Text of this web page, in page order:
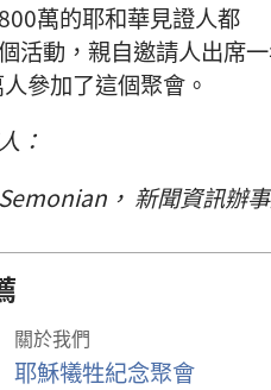
萬的耶和華見證人都
活動，親自邀請人出席
參加了這個聚會。
：
， 新聞資訊辦
關於我們
耶穌犧牲紀念聚會